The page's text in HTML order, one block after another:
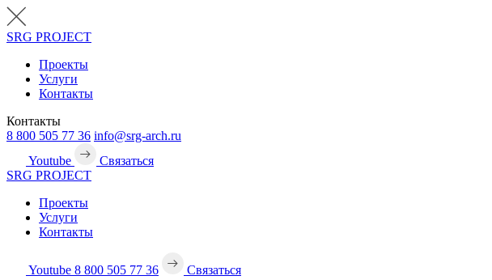
SRG PROJECT
Проекты
Услуги
Контакты
Контакты
8 800 505 77 36 info@srg-arch.ru
Youtube
Связаться
SRG PROJECT
Проекты
Услуги
Контакты
Youtube 8 800 505 77 36 Связаться